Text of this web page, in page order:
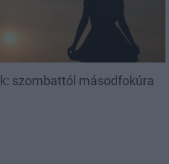
szombattól másodfokúra